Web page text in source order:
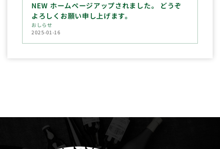
NEW ホームページアップされました。 どうぞ
よろしくお願い申し上げます。
おしらせ
2025-01-16